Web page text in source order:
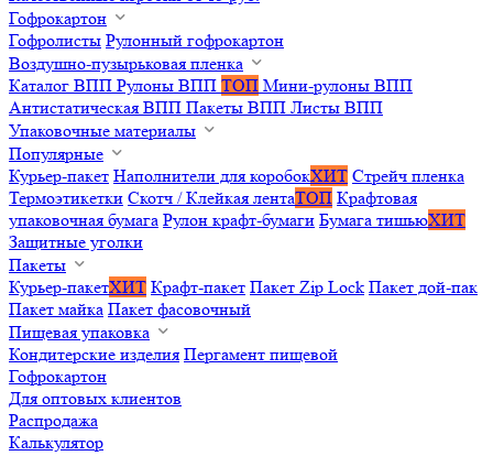
Гофрокартон
Гофролисты Рулонный гофрокартон
Воздушно-пузырьковая пленка
Каталог ВПП Рулоны ВПП ТОП Мини-рулоны ВПП
Антистатическая ВПП Пакеты ВПП Листы ВПП
Упаковочные материалы
Популярные
Курьер-пакет Наполнители для коробокХИТ Стрейч пленка
Термоэтикетки Скотч / Клейкая лентаТОП Крафтовая
упаковочная бумага Рулон крафт-бумаги Бумага тишьюХИТ
Защитные уголки
Пакеты
Курьер-пакетХИТ Крафт-пакет Пакет Zip Lock Пакет дой-пак
Пакет майка Пакет фасовочный
Пищевая упаковка
Кондитерские изделия Пергамент пищевой
Гофрокартон
Для оптовых клиентов
Распродажа
Калькулятор